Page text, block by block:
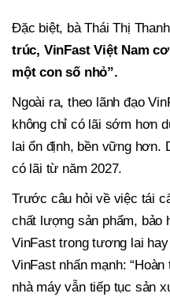
Đặc biệt, bà Thái Thị
trúc, VinFast Việt Nam
một con số nhỏ”.
Ngoài ra, theo lãnh đạo
không chỉ có lãi sớm hơn
lai ổn định, bền vững hơn.
có lãi từ năm 2027.
Trước câu hỏi về việc tái
chất lượng sản phẩm, bảo
VinFast trong tương lai
VinFast nhấn mạnh:
nhà máy vẫn tiếp tục sản